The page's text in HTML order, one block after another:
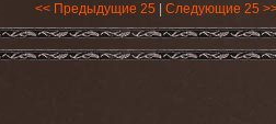
<< Предыдущие 25 Следующие 25